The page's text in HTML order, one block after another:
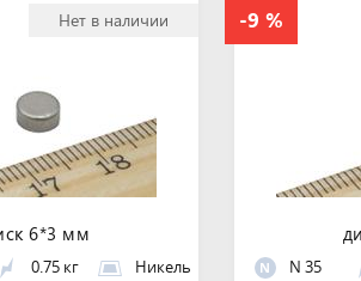
Нет в наличии
6*3 мм
0.75 кг Никель N N 35